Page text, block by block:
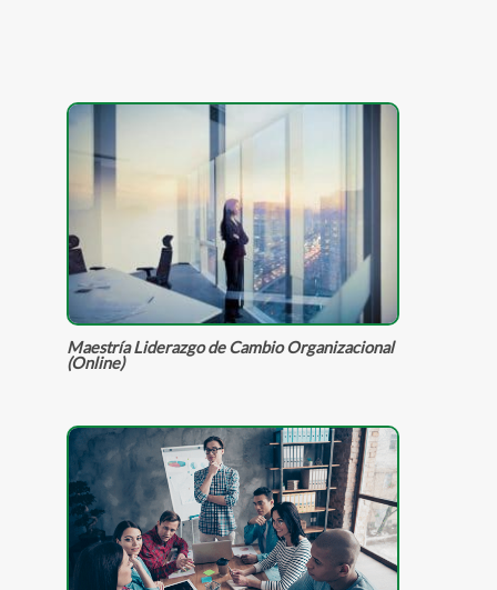
Maestría Liderazgo de Cambio Organizacional
(Online)